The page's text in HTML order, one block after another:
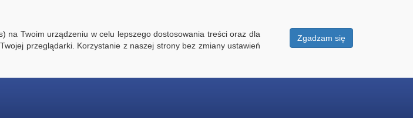
Zgadzam się
na Twoim urządzeniu w celu lepszego dostosowania treści oraz dla
przeglądarki. Korzystanie z naszej strony bez zmiany ustawień